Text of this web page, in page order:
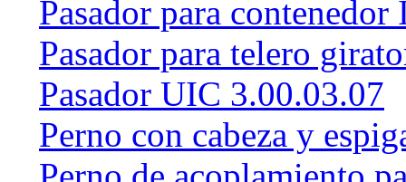
Pasador para
Pasador para telero
Pasador UIC 3.00.03.07
Perno con cabeza y